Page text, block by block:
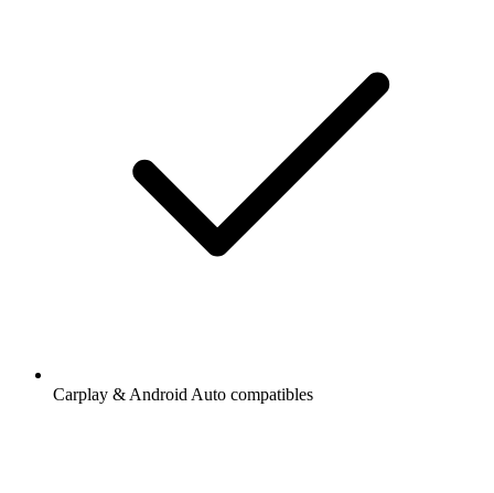
Carplay & Android Auto compatibles